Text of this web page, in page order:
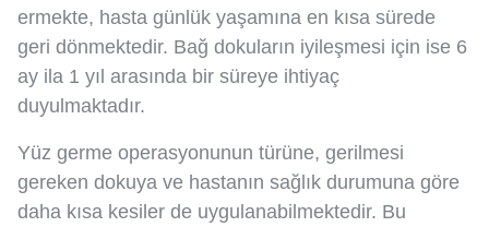
ermekte, hasta günlük yaşamına en kısa sürede
geri dönmektedir. Bağ dokuların iyileşmesi için ise 6
ay ila 1 yıl arasında bir süreye ihtiyaç
duyulmaktadır.
Yüz germe operasyonunun türüne, gerilmesi
gereken dokuya ve hastanın sağlık durumuna göre
daha kısa kesiler de uygulanabilmektedir. Bu